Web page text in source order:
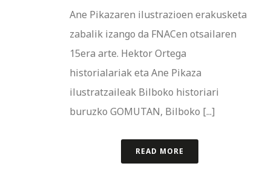
Ane Pikazaren ilustrazioen erakusketa
zabalik izango da FNACen otsailaren
15era arte. Hektor Ortega
historialariak eta Ane Pikaza
ilustratzaileak Bilboko historiari
buruzko GOMUTAN, Bilboko [...]
READ MORE